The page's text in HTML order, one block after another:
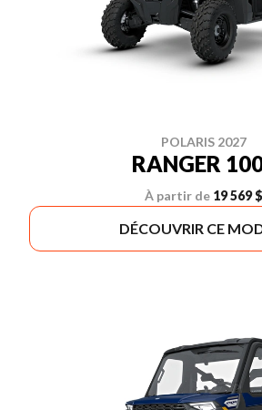
POLARIS 2027
RANGER
À partir de 19 569 $
DÉCOUVRIR CE